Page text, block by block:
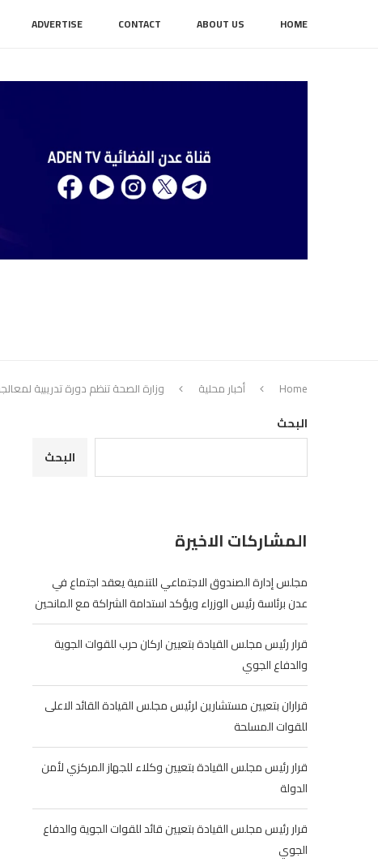
HOME
ABOUT US
CONTACT
ADVERTISE
Home أخبار محلية
وزارة الصحة تنظم دورة تدريبية
البحث
البحث
المشاركات الاخيرة
مجلس إدارة الصندوق الاجتماعي للتنمية يعقد اجتماع في
عدن برئاسة رئيس الوزراء ويؤكد استدامة الشراكة مع المانحين
قرار رئيس مجلس القيادة بتعيين اركان حرب للقوات الجوية
والدفاع الجوي
قراران بتعيين مستشارين لرئيس مجلس القيادة القائد الاعلى
للقوات المسلحة
قرار رئيس مجلس القيادة بتعيين وكلاء للجهاز المركزي لأمن
الدولة
قرار رئيس مجلس القيادة بتعيين قائد للقوات الجوية والدفاع
الجوي